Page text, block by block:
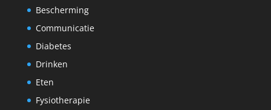
Bescherming
Communicatie
Diabetes
Drinken
Eten
Fysiotherapie